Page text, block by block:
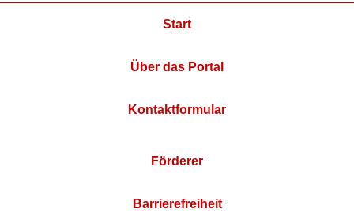
Start
Über das Portal
Kontaktformular
Förderer
Barrierefreiheit